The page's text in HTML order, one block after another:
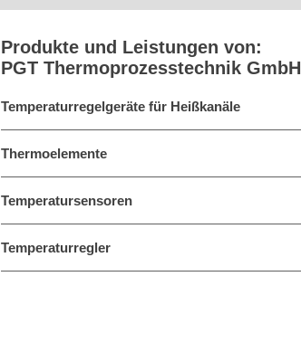
Produkte und Leistungen von:
PGT Thermoprozesstechnik GmbH
Temperaturregelgeräte für Heißkanäle
Thermoelemente
Temperatursensoren
Temperaturregler